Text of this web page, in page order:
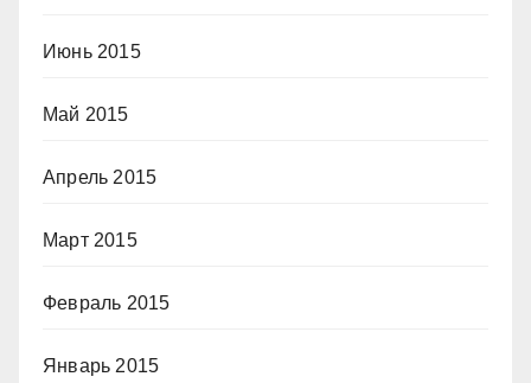
Июнь 2015
Май 2015
Апрель 2015
Март 2015
Февраль 2015
Январь 2015